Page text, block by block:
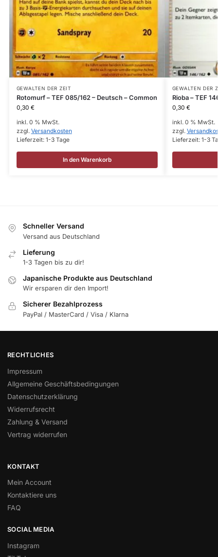
GEWALTEN DER ZEIT
Rotomurf – TEF 085/162 – Deutsch – Common
0,30 €
inkl. 0 % MwSt.
zzgl. Versandkosten
Lieferzeit: 1-3 Tage
In den Warenkorb
GEWALTEN DER
Rioba – TEF
0,30 €
inkl. 0 % MwSt.
zzgl.
Lieferzeit: 1-3
Schneller Versand
Versand aus Deutschland
Lieferung
1-3 Tagen bis zu dir!
Japanische Produkte aus Deutschland
Wir ersparen dir den Import!
Sicherer Bezahlprozess
PayPal / MasterCard / Visa / Klarna
RECHTLICHES
Impressum
Allgemeine Geschäftsbedingungen
Datenschutzerklärung
Widerrufsrecht
Zahlung & Versand
Vertrag widerrufen
KONTAKT
Mein Account
Kontaktiere uns
FAQ
SOCIAL MEDIA
Instagram